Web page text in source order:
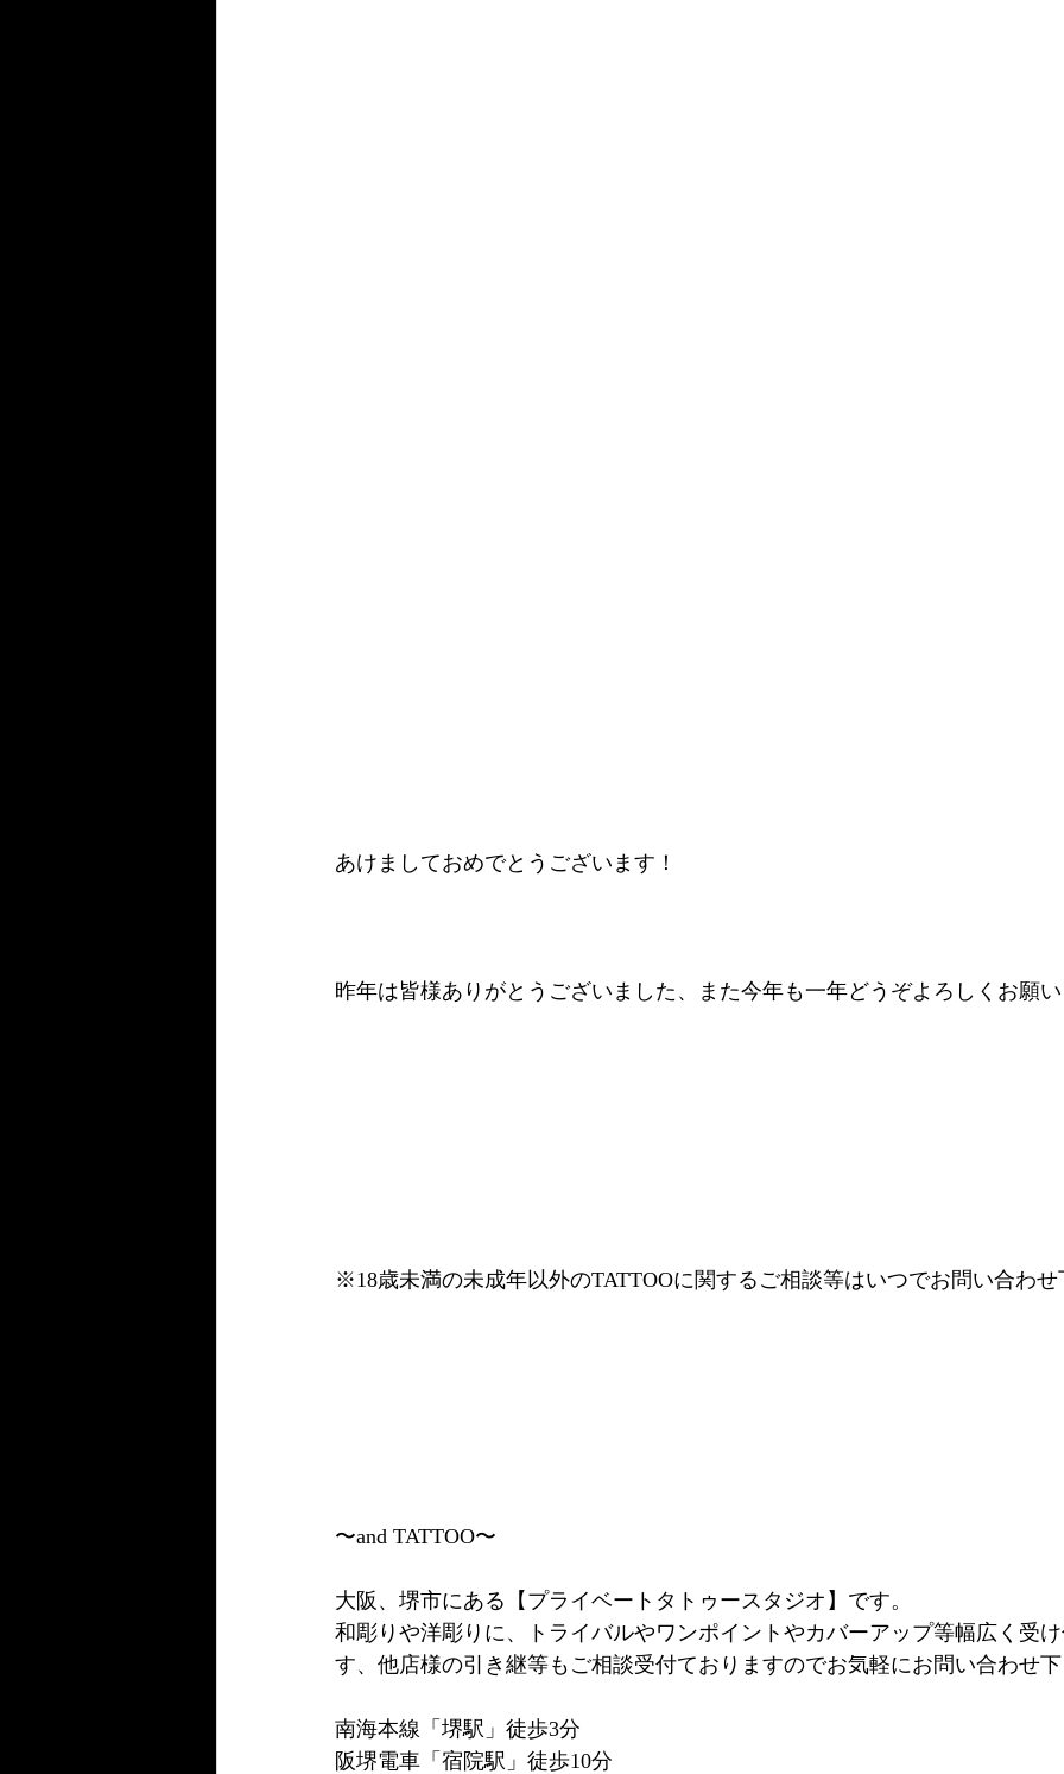
あけましておめでとうございます！
昨年は皆様ありがとうございました、また今年も一年どうぞよろしくお願
※18歳未満の未成年以外のTATTOOに関するご相談等はいつでお問い合わ
〜and TATTOO〜
大阪、堺市にある【プライベートタトゥースタジオ】です。
和彫りや洋彫りに、トライバルやワンポイントやカバーアップ等幅広く受
す、他店様の引き継等もご相談受付ておりますのでお気軽にお問い合わせ下
南海本線「堺駅」徒歩3分
阪堺電車「宿院駅」徒歩10分